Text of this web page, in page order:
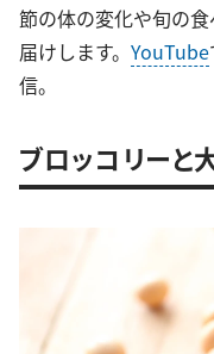
節の体の変化や旬の
届けします。 YouTube
信。
ブロッコリーと